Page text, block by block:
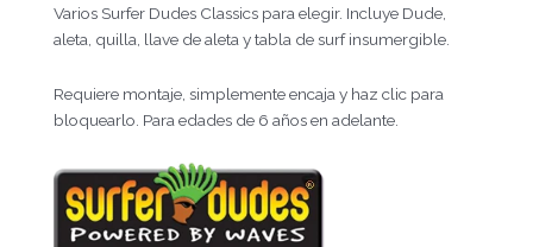
Varios Surfer Dudes Classics para elegir. Incluye Dude,
aleta, quilla, llave de aleta y tabla de surf insumergible.
Requiere montaje, simplemente encaja y haz clic para
bloquearlo. Para edades de 6 años en adelante.